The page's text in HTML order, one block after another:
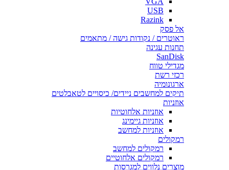
USB
Razink
אל פסק
ראוטרים / נקודות גישה / מתאמים
תחנות עגינה
SanDisk
מגדילי טווח
רכזי רשת
ארגונומיה
תיקים למחשבים ניידים/ כיסויים לטאבלטים
אוזניות
אוזניות אלחוטיות
אוזניות גיימינג
אוזניות למחשב
רמקולים
רמקולים למחשב
רמקולים אלחוטיים
מוצרים נלווים למגרסות